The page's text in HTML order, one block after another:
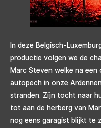
In deze Belgisch-
productie volgen we de
Marc Steven welke na
autopech in onze
stranden. Zijn tocht naar
tot aan de herberg van
nog eens garagist blijkt te